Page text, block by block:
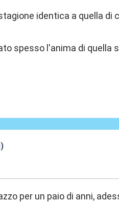
identica a quella di
spesso l'anima di quella
per un paio di anni,